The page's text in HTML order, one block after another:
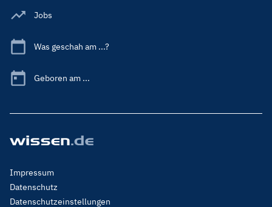
Jobs
Was geschah am ...?
Geboren am ...
Footer
Menu
Legal
Impressum
Datenschutz
Datenschutzeinstellungen